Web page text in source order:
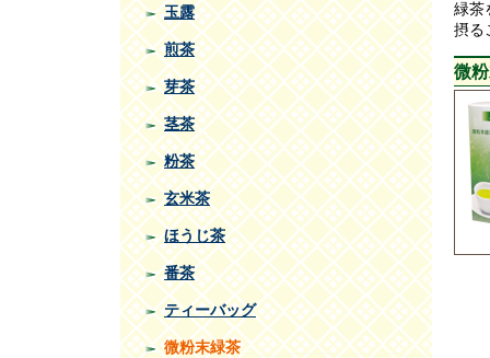
玉露
煎茶
芽茶
茎茶
粉茶
玄米茶
ほうじ茶
番茶
ティーバッグ
微粉末緑茶
緑茶
摂る
微